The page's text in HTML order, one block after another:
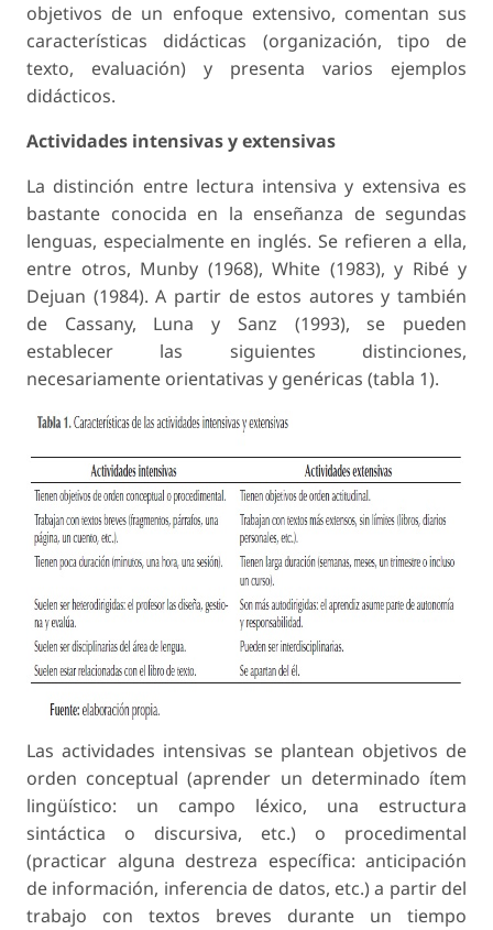
objetivos de un enfoque extensivo, comentan sus
características didácticas (organización, tipo de
texto, evaluación) y presenta varios ejemplos
didácticos.
Actividades intensivas y extensivas
La distinción entre lectura intensiva y extensiva es
bastante conocida en la enseñanza de segundas
lenguas, especialmente en inglés. Se refieren a ella,
entre otros, Munby (1968), White (1983), y Ribé y
Dejuan (1984). A partir de estos autores y también
de Cassany, Luna y Sanz (1993), se pueden
establecer las siguientes distinciones,
necesariamente orientativas y genéricas (tabla 1).
Las actividades intensivas se plantean objetivos de
orden conceptual (aprender un determinado ítem
lingüístico: un campo léxico, una estructura
sintáctica o discursiva, etc.) o procedimental
(practicar alguna destreza específica: anticipación
de información, inferencia de datos, etc.) a partir del
trabajo con textos breves durante un tiempo